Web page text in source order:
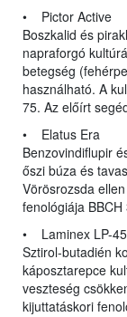
• Pictor Active
Boszkalid és
napraforgó
betegség
használható. A
75. Az előírt
• Elatus Era
Benzovindiflupir
őszi búza és
Vörösrozsda
fenológiája
• Laminex LP-45
Sztirol-butadién
káposztarepce
veszteség
kijuttatáskori